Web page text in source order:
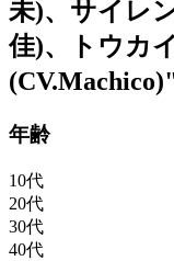
未)、サイレ
佳)、トウカ
年齢
10代
20代
30代
40代